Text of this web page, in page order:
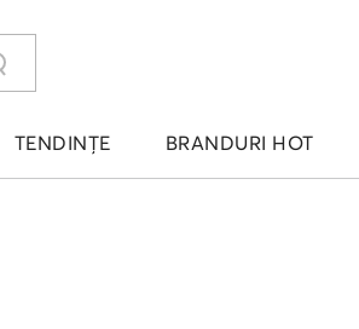
TENDINȚE BRANDURI HOT